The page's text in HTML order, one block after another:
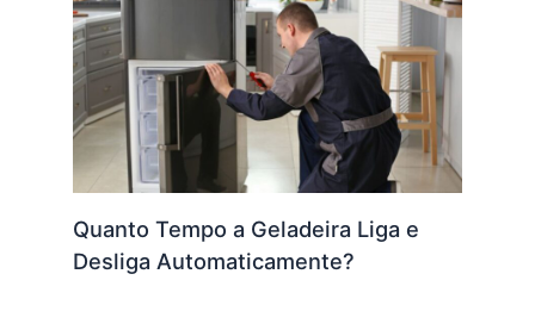
Quanto Tempo a Geladeira Liga e
Desliga Automaticamente?